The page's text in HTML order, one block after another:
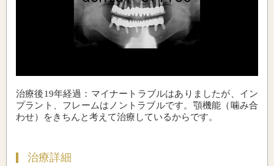
治療後19年経過：マイナートラブルはありましたが、イン
プラント、フレームはノントラブルです。顎機能（噛み合
わせ）をきちんと考えて治療しているからです。
治療詳細